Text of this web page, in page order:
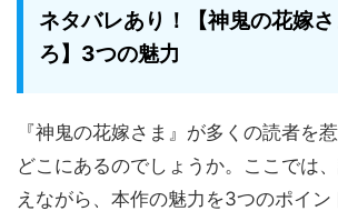
ネタバレあり！【神鬼の花嫁さ
ろ】3つの魅力
『神鬼の花嫁さま』が多くの読者を
どこにあるのでしょうか。ここでは
えながら、本作の魅力を3つのポイン